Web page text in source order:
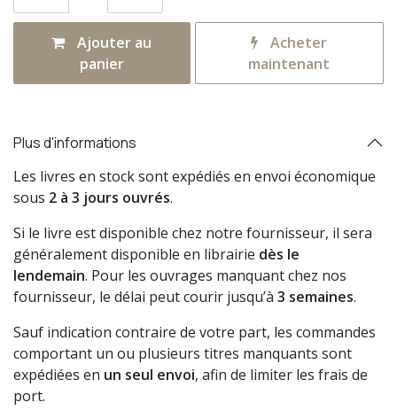
Ajouter au
panier
Acheter
maintenant
Plus d'informations
Les livres en stock sont expédiés en envoi économique
sous 2 à 3 jours ouvrés.
Si le livre est disponible chez notre fournisseur, il sera
généralement disponible en librairie dès le
lendemain. Pour les ouvrages manquant chez nos
fournisseur, le délai peut courir jusqu’à 3 semaines.
Sauf indication contraire de votre part, les commandes
comportant un ou plusieurs titres manquants sont
expédiées en un seul envoi, afin de limiter les frais de
port.